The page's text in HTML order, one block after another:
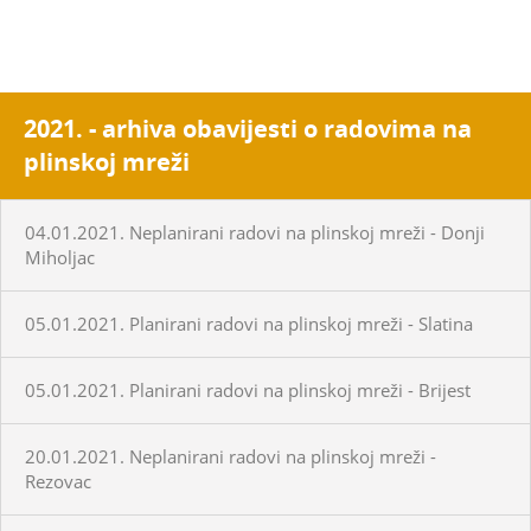
2021. - arhiva obavijesti o radovima na
plinskoj mreži
04.01.2021. Neplanirani radovi na plinskoj mreži - Donji
Miholjac
05.01.2021. Planirani radovi na plinskoj mreži - Slatina
05.01.2021. Planirani radovi na plinskoj mreži - Brijest
20.01.2021. Neplanirani radovi na plinskoj mreži -
Rezovac